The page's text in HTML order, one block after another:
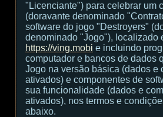
"Licenciante") para celebrar um
(doravante denominado
software do jogo "Destroyers"
denominado "Jogo"), localizado
https://ving.mobi e incluindo
computador e bancos de dados
Jogo na versão básica (dados e
ativados) e componentes de
sua funcionalidade (dados e
ativados), nos termos e
abaixo.